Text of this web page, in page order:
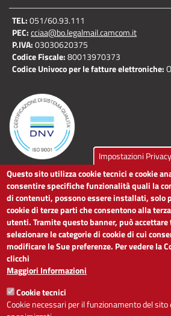
TEL:051/60.93.111
PEC:cciaa@bo.legalmail.camcom.it
P.IVA:03030620375
Codice Fiscale:80013970373
Codice Univoco per le fatture elettroniche:
LINK UTILI
Dichiarazione di accessibilità
Obiettivi di accessibilità
Segnalaci problemi di accessibilità
Note legali
Privacy
Accesso riservato
ACCESSIBILITÀ
Impostazioni Privacy
Questo sito utilizza cookie tecnici e cookie
consentire specifiche funzionalità quali la
di contenuti, possono essere installati, solo
cookie di terze parti che consentono alla
utenti. Tramite questo banner, può
selezionare le categorie di cookie di cui
modificare le Sue preferenze. Per vedere la
clicchi
Maggiori Informazioni
Cookie tecnici
Cookie necessari per il funzionamento del sito